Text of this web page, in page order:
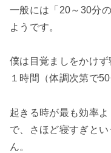
一般には「20～30分
ようです。
僕は目覚ましをかけ
１時間（体調次第で
起きる時が最も効率
で、さほど寝すぎと
ん。